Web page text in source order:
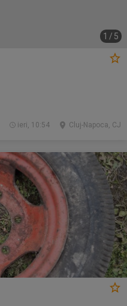
1 / 5
Cluj-Napoca, CJ
ieri, 10:54